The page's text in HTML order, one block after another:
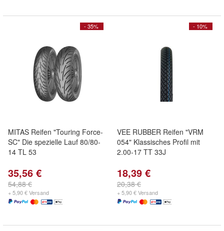
- 35%
MITAS Reifen "Touring Force-
SC" Die spezielle Lauf 80/80-
14 TL 53
35,56 €
54,88 €
+ 5,90 € Versand
- 10%
VEE RUBBER Reifen "VRM
054" Klassisches Profil mit
2.00-17 TT 33J
18,39 €
20,38 €
+ 5,90 € Versand